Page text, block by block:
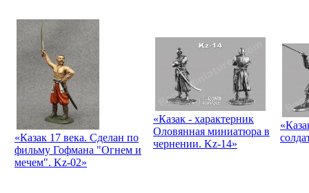
«Кaзак 17 века. Сделан по
фильму Гофмана "Огнем и
мечем". Kz-02»
«Казак - характерник
Оловянная миниатюра в
чернении. Kz-14»